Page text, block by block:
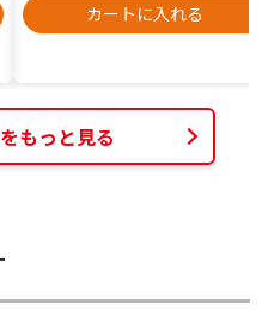
カートに入れる
もっと見る